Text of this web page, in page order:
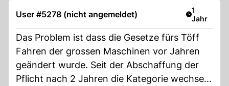
User #5278 (nicht angemeldet) Artikel
1
Jahr
Das Problem ist dass die Gesetze fürs Töff
Fahren der grossen Maschinen vor Jahren
geändert wurde. Seit der Abschaffung der
Pflicht nach 2 Jahren die Kategorie wechseln